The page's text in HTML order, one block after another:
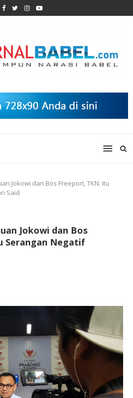
Jokowi dan Bos Freeport, TKN: Itu
Said
Jokowi dan Bos
Serangan Negatif